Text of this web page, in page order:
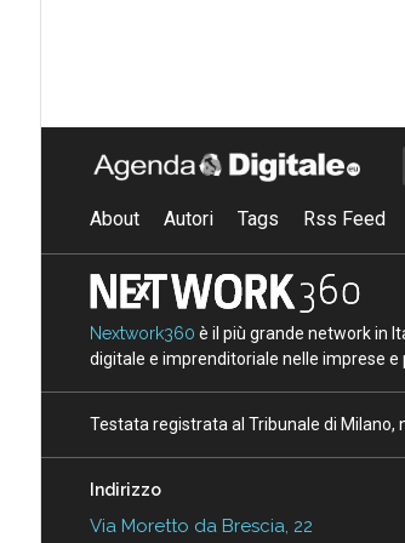
About Autori Tags Rss Feed
Nextwork360 è il più grande network in
digitale e imprenditoriale nelle imprese
Testata registrata al Tribunale di
Indirizzo
Via Moretto da Brescia, 22